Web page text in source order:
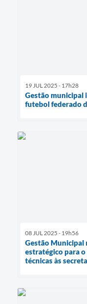
19 JUL 2025 - 17h28
Gestão municipal
futebol federado
08 JUL 2025 - 19h56
Gestão Municipal
estratégico para
técnicas às